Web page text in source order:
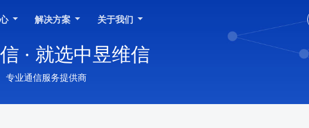
解决方案 关于我们
· 就选中昱维信
专业通信服务提供商